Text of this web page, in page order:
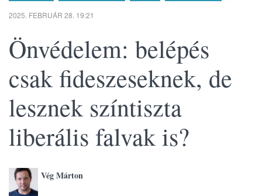
2025. FEBRUÁR 28. 19:21
Önvédelem: belépés
csak fideszeseknek, de
lesznek színtiszta
liberális falvak is?
Vég Márton